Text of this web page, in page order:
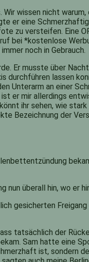
wissen nicht
er eine
zu versteifen. Eine
bei *kostenlose
noch in Gebrauch.
Er musste über
lassen
Unterarm an einer
er mir allerdings
ihr sehen, wie
Bezeichnung der
nun überall hin, wo er
gesicherten
tatsächlich der
Sam hatte eine
ist, sondern